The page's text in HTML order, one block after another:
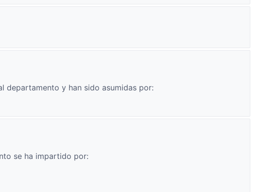
departamento y han sido asumidas por:
se ha impartido por: